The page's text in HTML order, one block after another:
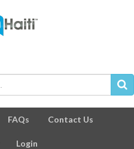
FAQs Contact Us
Login